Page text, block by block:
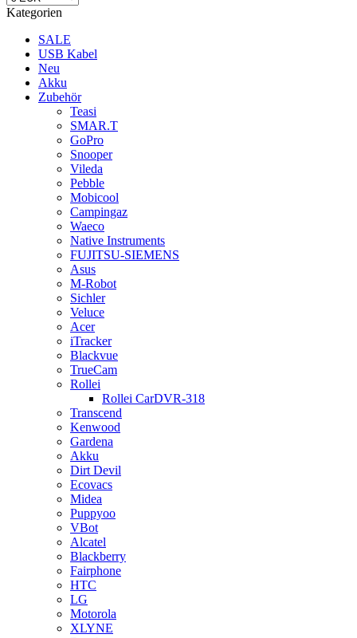
Kategorien
SALE
USB Kabel
Neu
Akku
Zubehör
Teasi
SMAR.T
GoPro
Snooper
Vileda
Pebble
Mobicool
Campingaz
Waeco
Native Instruments
FUJITSU-SIEMENS
Asus
M-Robot
Sichler
Veluce
Acer
iTracker
Blackvue
TrueCam
Rollei
Rollei CarDVR-318
Transcend
Kenwood
Gardena
Akku
Dirt Devil
Ecovacs
Midea
Puppyoo
VBot
Alcatel
Blackberry
Fairphone
HTC
LG
Motorola
XLYNE